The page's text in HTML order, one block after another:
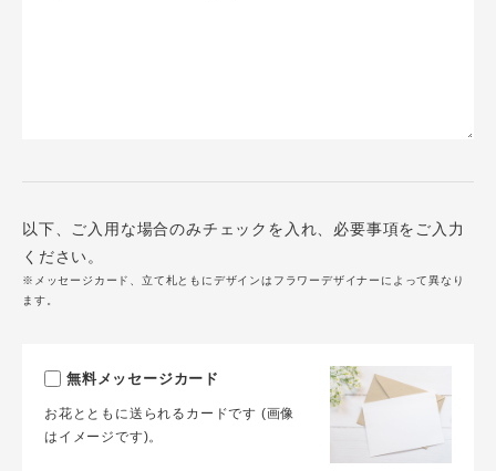
以下、ご入用な場合のみチェックを入れ、必要事項をご入力
ください。
※メッセージカード、立て札ともにデザインはフラワーデザイナーによって異なり
ます。
無料メッセージカード
お花とともに送られるカードです (画像
はイメージです)。